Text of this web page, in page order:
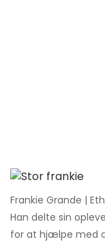
Frankie Grande |
Han delte sin
for at hjælpe med